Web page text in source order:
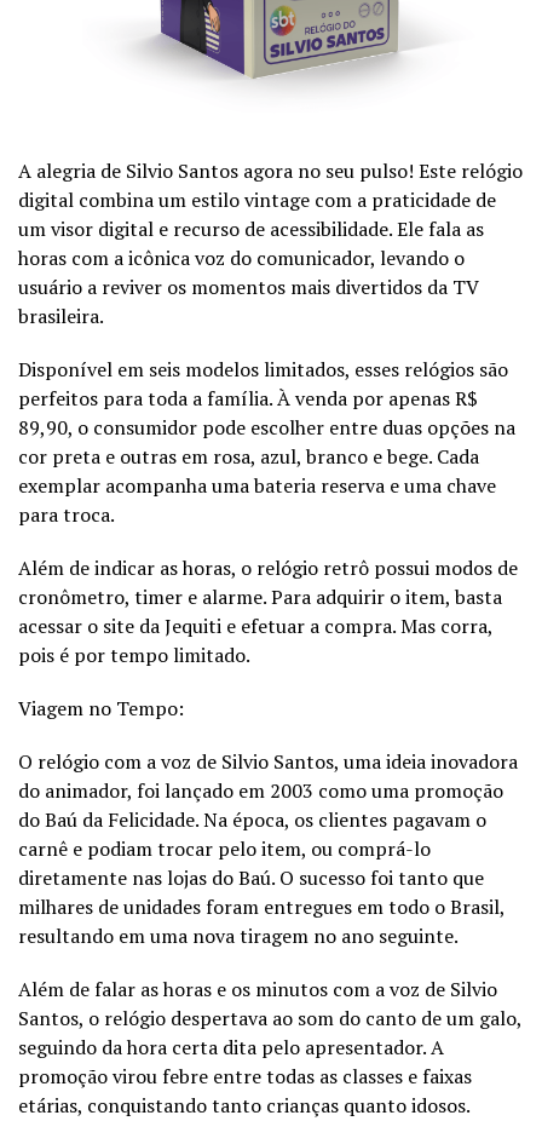
A alegria de Silvio Santos agora no seu pulso! Este relógio
digital combina um estilo vintage com a praticidade de
um visor digital e recurso de acessibilidade. Ele fala as
horas com a icônica voz do comunicador, levando o
usuário a reviver os momentos mais divertidos da TV
brasileira.
Disponível em seis modelos limitados, esses relógios são
perfeitos para toda a família. À venda por apenas R$
89,90, o consumidor pode escolher entre duas opções na
cor preta e outras em rosa, azul, branco e bege. Cada
exemplar acompanha uma bateria reserva e uma chave
para troca.
Além de indicar as horas, o relógio retrô possui modos de
cronômetro, timer e alarme. Para adquirir o item, basta
acessar o site da Jequiti e efetuar a compra. Mas corra,
pois é por tempo limitado.
Viagem no Tempo:
O relógio com a voz de Silvio Santos, uma ideia inovadora
do animador, foi lançado em 2003 como uma promoção
do Baú da Felicidade. Na época, os clientes pagavam o
carnê e podiam trocar pelo item, ou comprá-lo
diretamente nas lojas do Baú. O sucesso foi tanto que
milhares de unidades foram entregues em todo o Brasil,
resultando em uma nova tiragem no ano seguinte.
Além de falar as horas e os minutos com a voz de Silvio
Santos, o relógio despertava ao som do canto de um galo,
seguindo da hora certa dita pelo apresentador. A
promoção virou febre entre todas as classes e faixas
etárias, conquistando tanto crianças quanto idosos.